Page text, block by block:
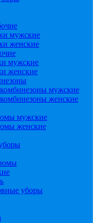
мужские
женские
мужские
женские
мужские
женские
мужские
женские
уборы